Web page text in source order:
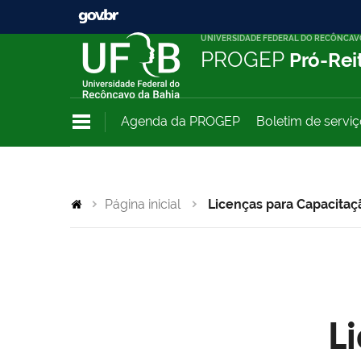
UNIVERSIDADE FEDERAL DO
PROGEP Pró-
Agenda da PROGEP Boletim de
Página inicial Licenças para